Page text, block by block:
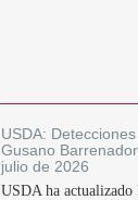
USDA:
Gusano
julio de 2026
USDA ha actualizado